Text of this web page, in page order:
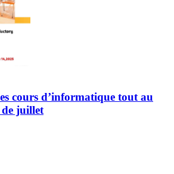
cours d’informatique tout au
juillet